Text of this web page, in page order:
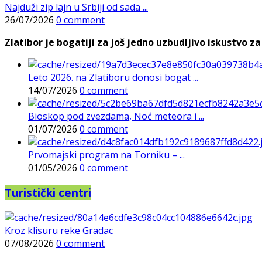
Najduži zip lajn u Srbiji od sada ...
26/07/2026 0 comment
Zlatibor je bogatiji za još jedno uzbudljivo iskustvo
Leto 2026. na Zlatiboru donosi bogat ...
14/07/2026 0 comment
Bioskop pod zvezdama, Noć meteora i ...
01/07/2026 0 comment
Prvomajski program na Torniku – ...
01/05/2026 0 comment
Turistički centri
Kroz klisuru reke Gradac
07/08/2026 0 comment